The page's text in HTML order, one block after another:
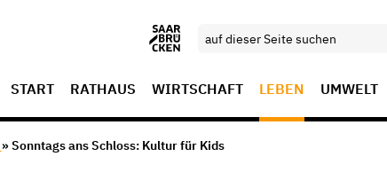
START RATHAUS WIRTSCHAFT LEBEN UMWELT
» Sonntags ans Schloss: Kultur für Kids